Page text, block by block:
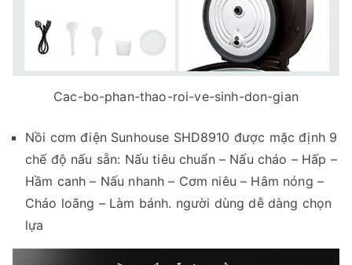
Cac-bo-phan-thao-roi-ve-sinh-don-gian
Nồi cơm điện Sunhouse SHD8910 được mặc định 9
chế độ nấu sẵn: Nấu tiêu chuẩn – Nấu cháo – Hấp –
Hầm canh – Nấu nhanh – Cơm niêu – Hâm nóng –
Cháo loãng – Làm bánh. người dùng dễ dàng chọn
lựa